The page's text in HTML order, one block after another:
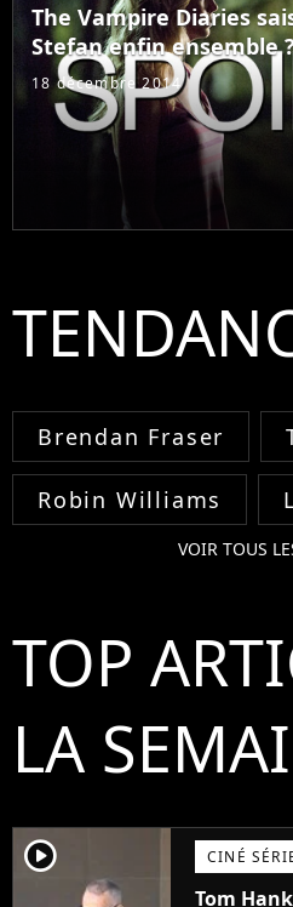
The Vampire Diaries
Stefan enfin ensemble
18 décembre 2014
Brendan Fraser
Robin Williams
VOIR TOUS
TOP
LA
player2 CINÉ
Tom